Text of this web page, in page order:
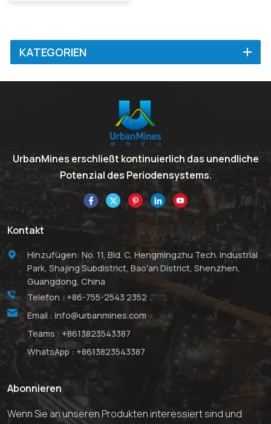
KATEGORIEN
UrbanMines erschließt kontinuierlich das unendliche
Potenzial des Periodensystems.
Kontakt
Hinzufügen: No. 11, Bld. C, Hengmingzhu Tech. Industrial
Park, Shajing Subdistrict, Bao'an District, Shenzhen,
Guangdong, China
Telefon : +86-755-2543 2352
Email : info@urbanmines.com
Teams : +8613823543387
WhatsApp : +8613823543387
Abonnieren
Wenn Sie an unseren Produkten interessiert sind und